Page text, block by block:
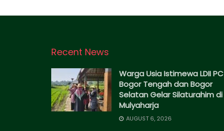
Recent News
Warga Usia Istimewa LDII PC
Bogor Tengah dan Bogor
Selatan Gelar Silaturahim di
Mulyaharja
AUGUST 6, 2026